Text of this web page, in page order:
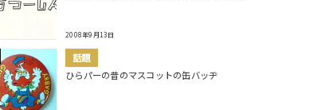
2008年9月13日
話題
ひらパーの昔のマスコットの缶バッヂ